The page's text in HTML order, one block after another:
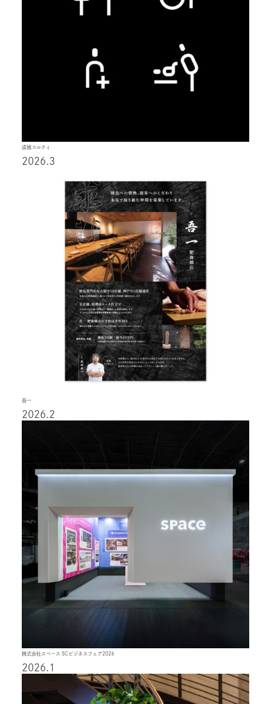
成城コルティ
2026.3
吾一
2026.2
株式会社スペース SCビジネスフェア2026
2026.1